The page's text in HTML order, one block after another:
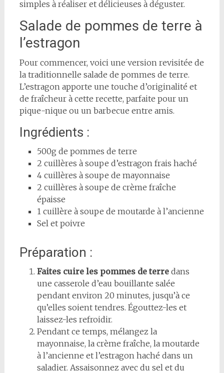
simples à réaliser et délicieuses à déguster.
Salade de pommes de terre à
l’estragon
Pour commencer, voici une version revisitée de
la traditionnelle salade de pommes de terre.
L’estragon apporte une touche d’originalité et
de fraîcheur à cette recette, parfaite pour un
pique-nique ou un barbecue entre amis.
Ingrédients :
500g de pommes de terre
2 cuillères à soupe d’estragon frais haché
4 cuillères à soupe de mayonnaise
2 cuillères à soupe de crème fraîche
épaisse
1 cuillère à soupe de moutarde à l’ancienne
Sel et poivre
Préparation :
Faites cuire les pommes de terredans
une casserole d’eau bouillante salée
pendant environ 20 minutes, jusqu’à ce
qu’elles soient tendres. Égouttez-les et
laissez-les refroidir.
Pendant ce temps, mélangez la
mayonnaise, la crème fraîche, la moutarde
à l’ancienne et l’estragon haché dans un
saladier. Assaisonnez avec du sel et du